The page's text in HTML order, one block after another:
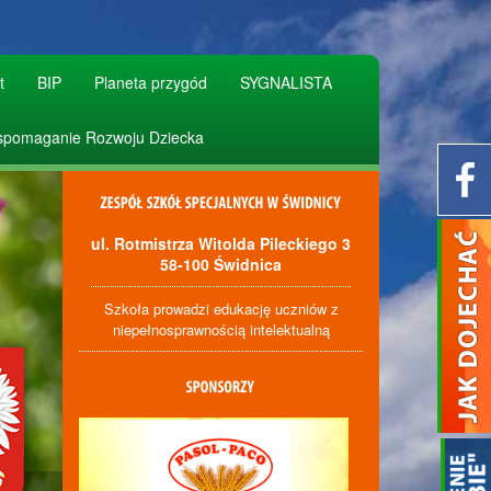
BIP Planeta przygód SYGNALISTA
Rozwoju Dziecka
ul. Rotmistrza Witolda Pileckiego 3
58-100 Świdnica
Szkoła prowadzi edukację uczniów z
niepełnosprawnością intelektualną